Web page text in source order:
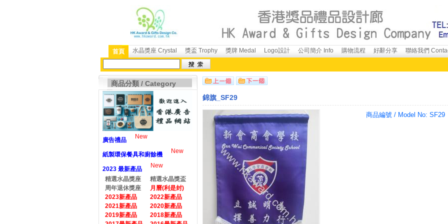
首頁 水晶獎座 Crystal 獎盃 Trophy 獎牌 Medal Logo設計 公司簡介 Info 購物流程 好辭分享 聯絡我們
商品分類 / Category
廣告禮品 New
紙製環保餐具和廚餘機 New
2023 最新產品
New
精選水晶獎座
精選水晶獎盃
周年退休獎座
月曆(利是封)
2023新產品
2022新產品
2021新產品
2020新產品
2019新產品
2018新產品
錦旗_SF29
商品編號 / Model No: SF29